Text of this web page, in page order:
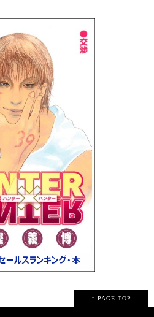
↑ PAGE TOP